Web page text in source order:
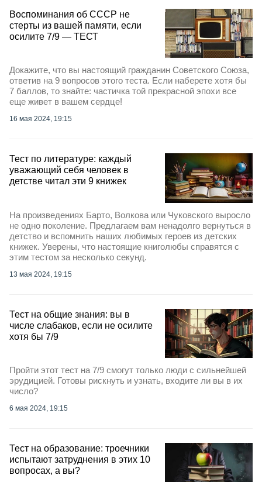
Воспоминания об СССР не
стерты из вашей памяти, если
осилите 7/9 — ТЕСТ
Докажите, что вы настоящий гражданин Советского Союза,
ответив на 9 вопросов этого теста. Если наберете хотя бы
7 баллов, то знайте: частичка той прекрасной эпохи все
еще живет в вашем сердце!
16 мая 2024, 19:15
Тест по литературе: каждый
уважающий себя человек в
детстве читал эти 9 книжек
На произведениях Барто, Волкова или Чуковского выросло
не одно поколение. Предлагаем вам ненадолго вернуться в
детство и вспомнить наших любимых героев из детских
книжек. Уверены, что настоящие книголюбы справятся с
этим тестом за несколько секунд.
13 мая 2024, 19:15
Тест на общие знания: вы в
числе слабаков, если не осилите
хотя бы 7/9
Пройти этот тест на 7/9 смогут только люди с сильнейшей
эрудицией. Готовы рискнуть и узнать, входите ли вы в их
число?
6 мая 2024, 19:15
Тест на образование: троечники
испытают затруднения в этих 10
вопросах, а вы?